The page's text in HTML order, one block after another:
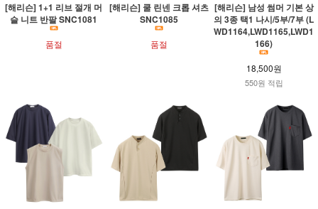
[해리슨] 1+1 리브 절개 머
슬 니트 반팔 SNC1081
품절
[해리슨] 쿨 린넨 크롭 셔츠
SNC1085
품절
[해리슨] 남성 썸머 기본 상
의 3종 택1 나시/5부/7부 (L
WD1164,LWD1165,LWD1
166)
18,500원
550원 적립